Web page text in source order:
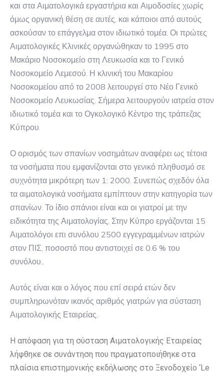
και στα Αιματολογικά εργαστήρια και Αιμοδοσίες χωρίς
όμως οργανική θέση σε αυτές, και κάποιοι από αυτούς
ασκούσαν το επάγγελμα στον ιδιωτικό τομέα. Οι πρώτες
Αιματολογικές Κλινικές οργανώθηκαν το 1995 στο
Μακάριο Νοσοκομείο στη Λευκωσία και το Γενικό
Νοσοκομείο Λεμεσού. Η κλινική του Μακαρίου
Nοσοκομείου από το 2008 λειτουργεί στο Nέο Γενικό
Νοσοκομείο Λευκωσίας. Σήμερα λειτουργούν ιατρεία στον
ιδιωτικό τομέα και το Ογκολογικό Κέντρο της τράπεζας
Κύπρου.
Ο ορισμός των σπανίων νοσημάτων αναφέρει ως τέτοια
τα νοσήματα που εμφανίζονται στο γενικό πληθυσμό σε
συχνότητα μικρότερη των 1: 2000. Συνεπώς σχεδόν όλα
τα αιματολογικά νοσήματα εμπίπτουν στην κατηγορία των
σπανίων. Το ίδιο σπάνιοι είναι και οι γιατροί με την
ειδικότητα της Αιματολογίας. Στην Κύπρο εργάζονται 15
Αιματολόγοι επι συνόλου 2500 εγγεγραμμένων ιατρών
στον ΠΙΣ, ποσοστό που αντιστοιχεί σε 0.6 % του
συνόλου..
Αυτός είναι και ο λόγος που επί σειρά ετών δεν
συμπληρωνόταν ικανός αριθμός γιατρών για σύσταση
Αιματολογικής Εταιρείας.
Η απόφαση για τη σύσταση Αιματολογικής Εταιρείας
λήφθηκε σε συνάντηση που πραγματοποιήθηκε στα
πλαίσια επιστημονικής εκδήλωσης στο Ξενοδοχείο ‘Le